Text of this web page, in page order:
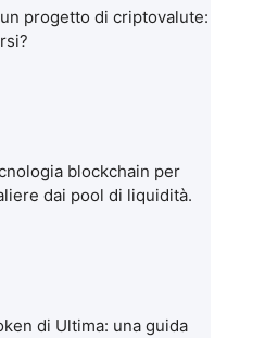
progetto di criptovalute:
blockchain per
dai pool di liquidità.
di Ultima: una guida